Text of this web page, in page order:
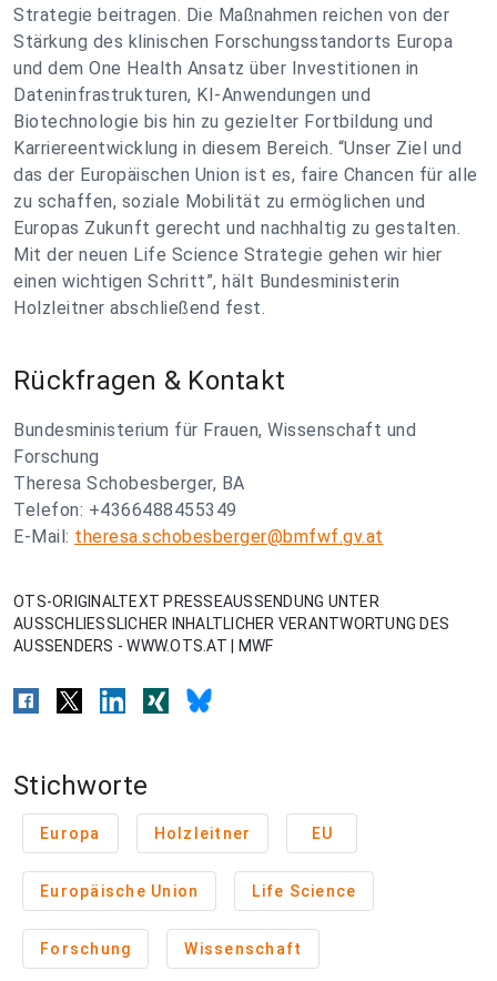
Strategie beitragen. Die Maßnahmen reichen von der
Stärkung des klinischen Forschungsstandorts Europa
und dem One Health Ansatz über Investitionen in
Dateninfrastrukturen, KI-Anwendungen und
Biotechnologie bis hin zu gezielter Fortbildung und
Karriereentwicklung in diesem Bereich. “Unser Ziel und
das der Europäischen Union ist es, faire Chancen für alle
zu schaffen, soziale Mobilität zu ermöglichen und
Europas Zukunft gerecht und nachhaltig zu gestalten.
Mit der neuen Life Science Strategie gehen wir hier
einen wichtigen Schritt”, hält Bundesministerin
Holzleitner abschließend fest.
Rückfragen & Kontakt
Bundesministerium für Frauen, Wissenschaft und
Forschung
Theresa Schobesberger, BA
Telefon: +4366488455349
E-Mail: theresa.schobesberger@bmfwf.gv.at
OTS-ORIGINALTEXT PRESSEAUSSENDUNG UNTER
AUSSCHLIESSLICHER INHALTLICHER VERANTWORTUNG DES
AUSSENDERS - WWW.OTS.AT | MWF
Stichworte
Europa Holzleitner EU
Europäische Union Life Science
Forschung Wissenschaft